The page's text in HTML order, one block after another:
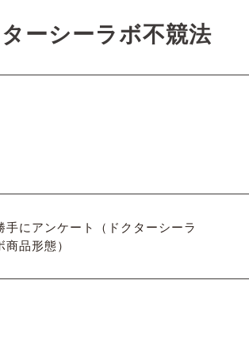
ターシーラボ不競法
手にアンケート（ドクターシーラ
商品形態）